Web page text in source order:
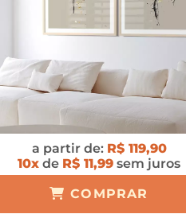
a partir de: R$ 119,90
10x de R$ 11,99 sem juros
COMPRAR